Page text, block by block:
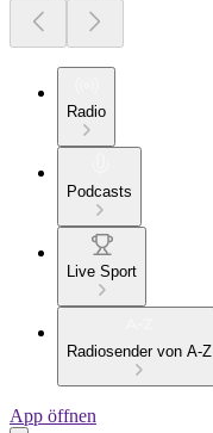
Radio
Podcasts
Live Sport
Radiosender von A-Z
App öffnen